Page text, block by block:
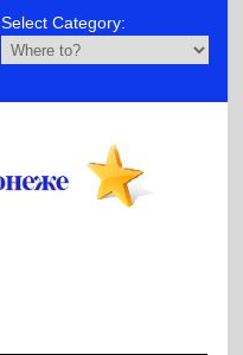
Select Category: